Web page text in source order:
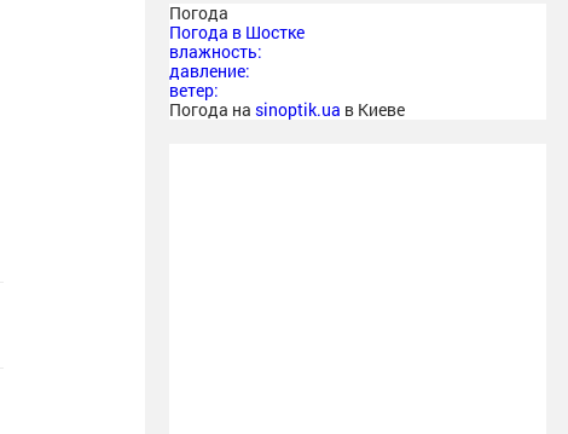
Погода
Погода в Шостке
влажность:
давление:
ветер:
Погода на sinoptik.ua в Киеве